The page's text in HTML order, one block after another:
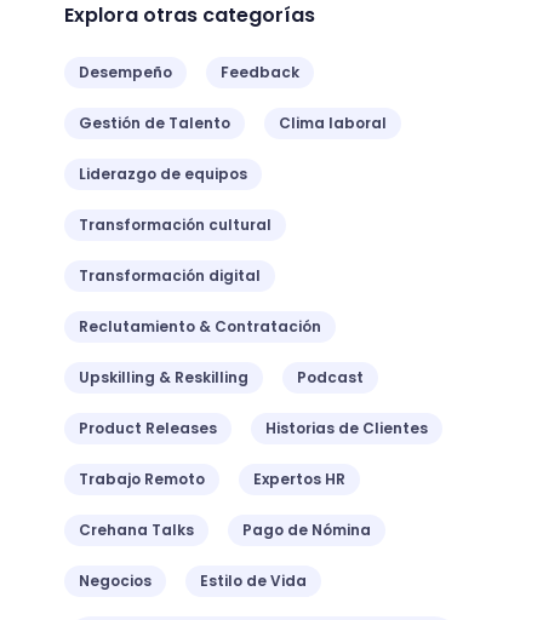
Explora otras categorías
Desempeño Feedback
Gestión de Talento Clima laboral
Liderazgo de equipos
Transformación cultural
Transformación digital
Reclutamiento & Contratación
Upskilling & Reskilling Podcast
Product Releases Historias de Clientes
Trabajo Remoto Expertos HR
Crehana Talks Pago de Nómina
Negocios Estilo de Vida